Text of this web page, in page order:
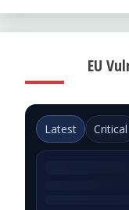
EU
Latest Critical